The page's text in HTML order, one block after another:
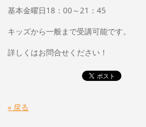
基本金曜日18：00～21：45
キッズから一般まで受講可能です。
詳しくはお問合せください！
« 戻る